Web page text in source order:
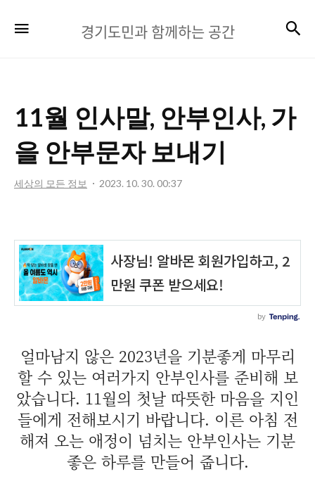
기
과
함
께
하
공
간
경기도민과 함께하는 공간
11월 인사말, 안부인사, 가
을 안부문자 보내기
세상의 모든 정보 2023. 10. 30. 00:37
얼마남지 않은 2023년을 기분좋게 마무리
할 수 있는 여러가지 안부인사를 준비해 보
았습니다. 11월의 첫날 따뜻한 마음을 지인
들에게 전해보시기 바랍니다. 이른 아침 전
해져 오는 애정이 넘치는 안부인사는 기분
좋은 하루를 만들어 줍니다.